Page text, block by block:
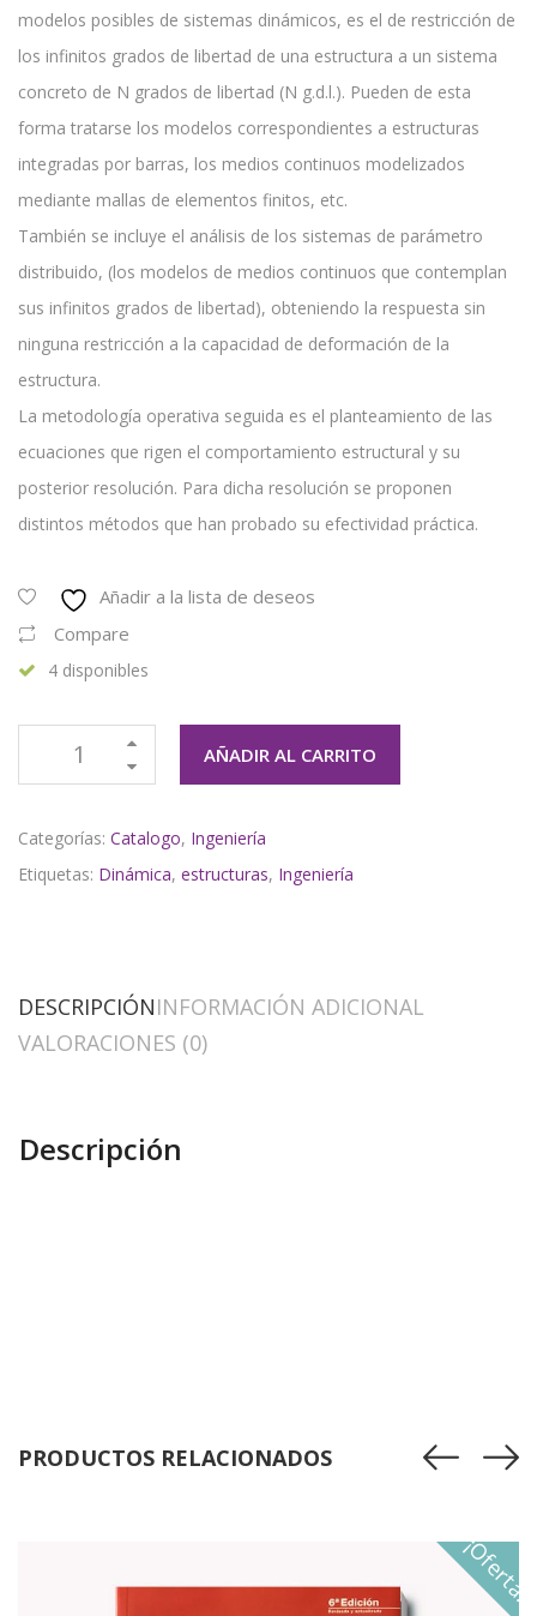
modelos posibles de sistemas dinámicos, es el de restricción de
los infinitos grados de libertad de una estructura a un sistema
concreto de N grados de libertad (N g.d.l.). Pueden de esta
forma tratarse los modelos correspondientes a estructuras
integradas por barras, los medios continuos modelizados
mediante mallas de elementos finitos, etc.
También se incluye el análisis de los sistemas de parámetro
distribuido, (los modelos de medios continuos que contemplan
sus infinitos grados de libertad), obteniendo la respuesta sin
ninguna restricción a la capacidad de deformación de la
estructura.
La metodología operativa seguida es el planteamiento de las
ecuaciones que rigen el comportamiento estructural y su
posterior resolución. Para dicha resolución se proponen
distintos métodos que han probado su efectividad práctica.
Añadir a la lista de deseos
Compare
4 disponibles
AÑADIR AL CARRITO
Categorías: Catalogo, Ingeniería
Etiquetas: Dinámica, estructuras, Ingeniería
DESCRIPCIÓNINFORMACIÓN ADICIONAL
VALORACIONES (0)
Descripción
PRODUCTOS RELACIONADOS
¡Oferta!